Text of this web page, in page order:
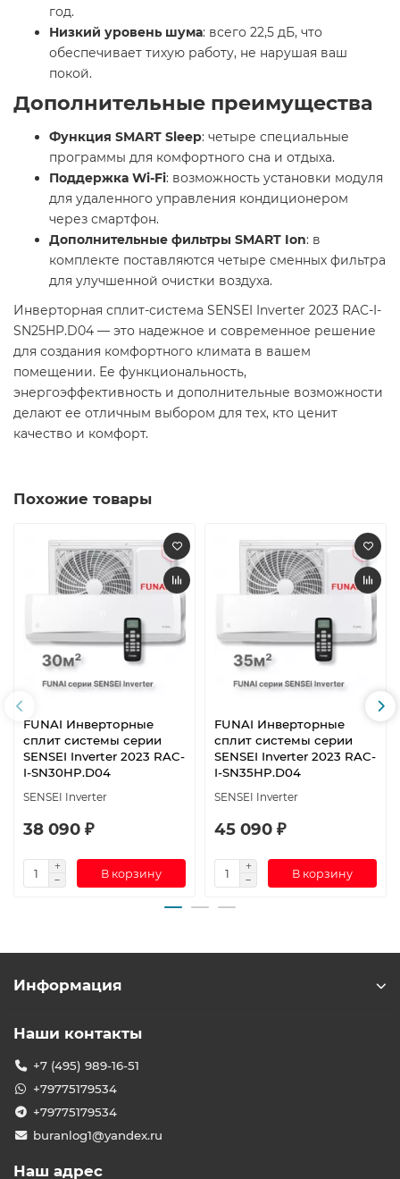
год.​
Низкий уровень шума: всего 22,5 дБ, что
обеспечивает тихую работу, не нарушая ваш
покой. ​
Дополнительные преимущества
Функция SMART Sleep: четыре специальные
программы для комфортного сна и отдыха.​
Поддержка Wi-Fi: возможность установки модуля
для удаленного управления кондиционером
через смартфон.​
Дополнительные фильтры SMART Ion: в
комплекте поставляются четыре сменных фильтра
для улучшенной очистки воздуха. ​
Инверторная сплит-система SENSEI Inverter 2023 RAC-I-
SN25HP.D04 — это надежное и современное решение
для создания комфортного климата в вашем
помещении. Ее функциональность,
энергоэффективность и дополнительные возможности
делают ее отличным выбором для тех, кто ценит
качество и комфорт.​
Похожие товары
FUNAI Инверторные
сплит системы серии
SENSEI Inverter 2023 RAC-
I-SN30HP.D04
SENSEI Inverter
38 090 ₽
В корзину
FUNAI Инверторные
сплит системы серии
SENSEI Inverter 2023 RAC-
I-SN35HP.D04
SENSEI Inverter
45 090 ₽
В корзину
Информация
Наши контакты
+7 (495) 989-16-51
+79775179534
+79775179534
buranlog1@yandex.ru
Наш адрес